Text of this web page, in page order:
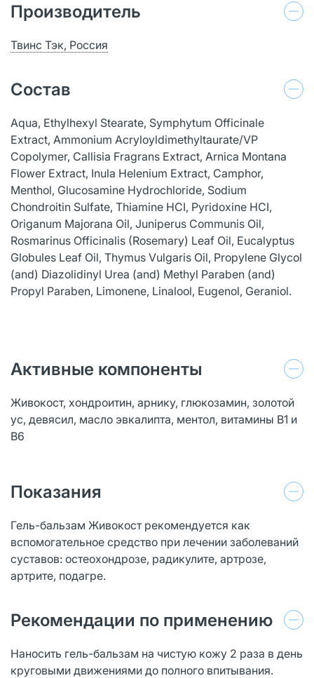
Производитель
Твинс Тэк, Россия
Состав
Aqua, Ethylhexyl Stearate, Symphytum Officinale
Extract, Ammonium Acryloyldimethyltaurate/VP
Copolymer, Callisia Fragrans Extract, Arnica Montana
Flower Extract, Inula Helenium Extract, Camphor,
Menthol, Glucosamine Hydrochloride, Sodium
Chondroitin Sulfate, Thiamine HCI, Pyridoxine HCI,
Origanum Majorana Oil, Juniperus Communis Oil,
Rosmarinus Officinalis (Rosemary) Leaf Oil, Eucalyptus
Globules Leaf Oil, Thymus Vulgaris Oil, Propylene Glycol
(and) Diazolidinyl Urea (and) Methyl Paraben (and)
Propyl Paraben, Limonene, Linalool, Eugenol, Geraniol.
Активные компоненты
Живокост, хондроитин, арнику, глюкозамин, золотой
ус, девясил, масло эвкалипта, ментол, витамины В1 и
В6
Показания
Гель-бальзам Живокост рекомендуется как
вспомогательное средство при лечении заболеваний
суставов: остеохондрозе, радикулите, артрозе,
артрите, подагре.
Рекомендации по применению
Наносить гель-бальзам на чистую кожу 2 раза в день
круговыми движениями до полного впитывания.